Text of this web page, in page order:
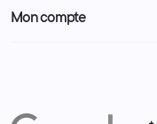
Nous contacter
Administration
Police Municipale | ASVP
Mon compte